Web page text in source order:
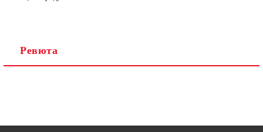
Ревюта